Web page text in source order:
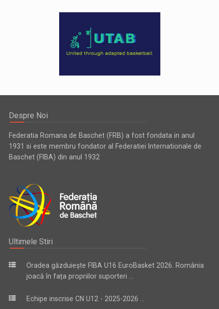
Despre Noi
Federatia Romana de Baschet (FRB) a fost fondata in anul
1931 si este membru fondator al Federatiei Internationale de
Baschet (FIBA) din anul 1932
Ultimele Stiri
Oradea găzduiește FIBA U16 EuroBasket 2026. România
joacă în fața propriilor suporteri ...
Echipe inscrise CN U12 - 2025-2026 ...